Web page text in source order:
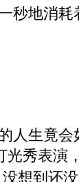
秒地消耗
生竟会
光秀表演
想到还